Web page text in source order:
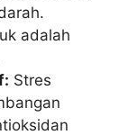
adalah
Stres